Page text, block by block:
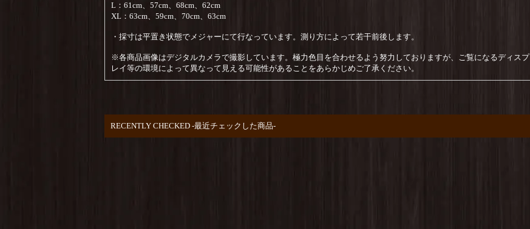
L：61cm、57cm、68cm、62cm
XL：63cm、59cm、70cm、63cm
・採寸は平置き状態でメジャーにて行なっています。測り方によって若干前後します。
※各商品画像はデジタルカメラで撮影しています。極力色目を合わせるよう努力しておりますが、ご覧になるディスプ
レイ等の環境によって異なって見える可能性があることをあらかじめご了承ください。
RECENTLY CHECKED -最近チェックした商品-